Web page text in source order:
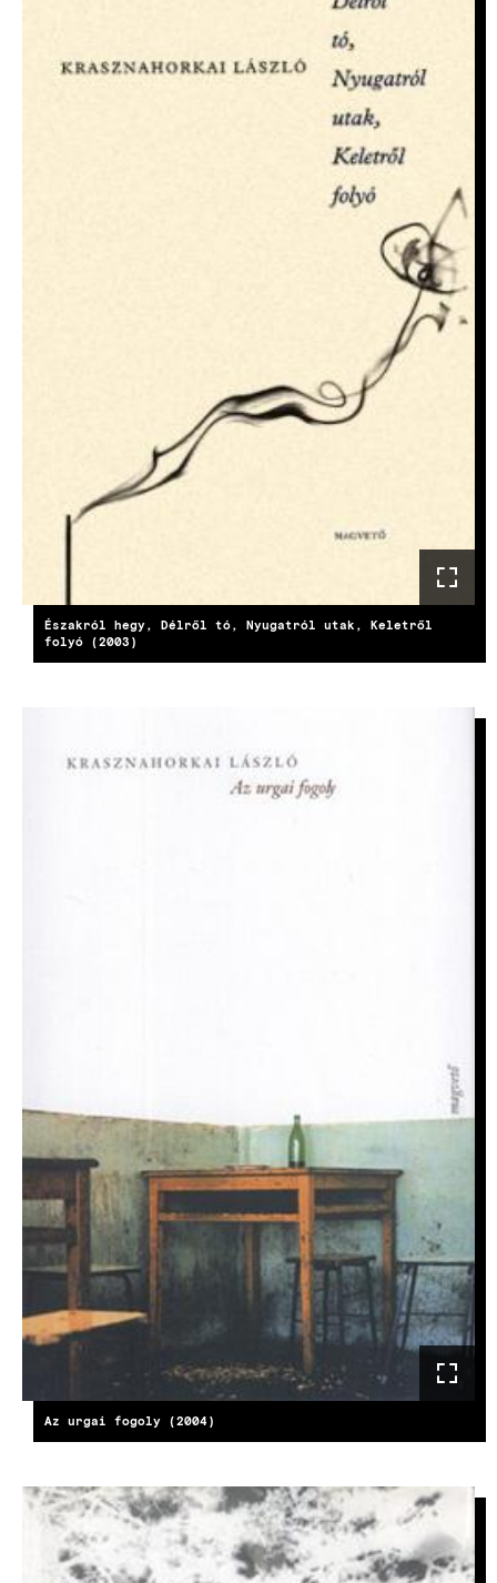
Északról hegy, Délről tó, Nyugatról utak, Keletről
folyó (2003)
Az urgai fogoly (2004)
KÉP
KÉP